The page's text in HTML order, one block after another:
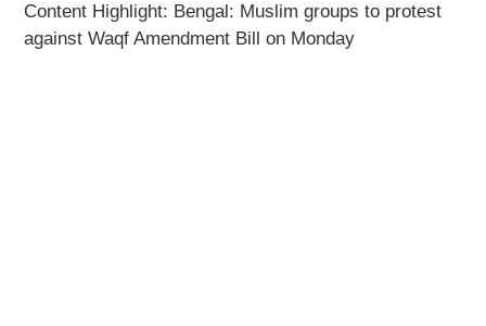
Content Highlight: Bengal: Muslim groups to protest
against Waqf Amendment Bill on Monday